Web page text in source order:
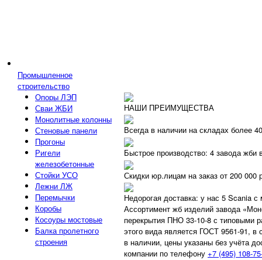
Промышленное
строительство
Опоры ЛЭП
Сваи ЖБИ
Монолитные колонны
Стеновые панели
Прогоны
Ригели
железобетонные
Стойки УСО
Лежни ЛЖ
Перемычки
Коробы
Косоуры мостовые
Балка пролетного
строения
НАШИ ПРЕИМУЩЕСТВА
Всегда в наличии на складах более
Быстрое производство: 4 завода
Скидки юр.лицам на заказ от 200 000
Недорогая доставка: у нас 5 Scania
Ассортимент жб изделий завода
перекрытия ПНО 33-10-8 с типовыми
этого вида является ГОСТ 9561-91, в
в наличии, цены указаны без учёта
компании по телефону +7 (495) 108-